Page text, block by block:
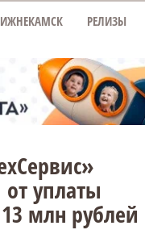
РЕЛИЗЫ
уплаты
млн рублей